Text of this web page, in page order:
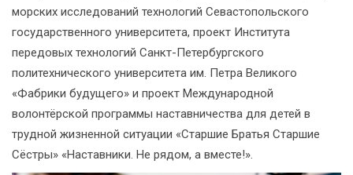
морских исследований технологий Севастопольского
государственного университета, проект Института
передовых технологий Санкт-Петербургского
политехнического университета им. Петра Великого
«Фабрики будущего» и проект Международной
волонтёрской программы наставничества для детей в
трудной жизненной ситуации «Старшие Братья Старшие
Сёстры» «Наставники. Не рядом, а вместе!».